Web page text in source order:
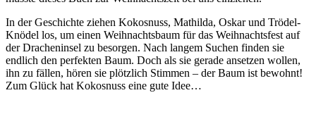
In der Geschichte ziehen Kokosnuss, Mathilda, Oskar und Trödel-
Knödel los, um einen Weihnachtsbaum für das Weihnachtsfest auf
der Dracheninsel zu besorgen. Nach langem Suchen finden sie
endlich den perfekten Baum. Doch als sie gerade ansetzen wollen,
ihn zu fällen, hören sie plötzlich Stimmen – der Baum ist bewohnt!
Zum Glück hat Kokosnuss eine gute Idee…